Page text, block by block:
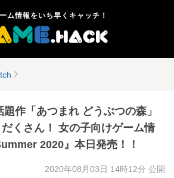
ム情報をいち早くキャッチ！
作「あつまれ どうぶつの森」
くさん！ 女の子向けゲーム情
2020』本日発売！！
2020年08月03日 14時12分 公開